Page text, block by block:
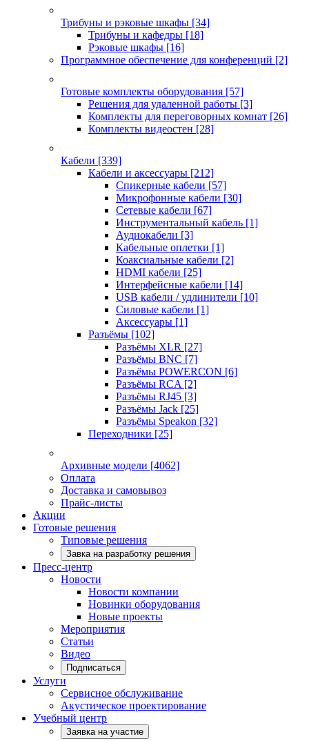
Трибуны и рэковые шкафы [34]
Трибуны и кафедры [18]
Рэковые шкафы [16]
Программное обеспечение для конференций [2]
Готовые комплекты оборудования [57]
Решения для удаленной работы [3]
Комплекты для переговорных комнат [26]
Комплекты видеостен [28]
Кабели [339]
Кабели и аксессуары [212]
Спикерные кабели [57]
Микрофонные кабели [30]
Сетевые кабели [67]
Инструментальный кабель [1]
Аудиокабели [3]
Кабельные оплетки [1]
Коаксиальные кабели [2]
HDMI кабели [25]
Интерфейсные кабели [14]
USB кабели / удлинители [10]
Силовые кабели [1]
Аксессуары [1]
Разъёмы [102]
Разъёмы XLR [27]
Разъёмы BNC [7]
Разъёмы POWERCON [6]
Разъёмы RCA [2]
Разъёмы RJ45 [3]
Разъёмы Jack [25]
Разъёмы Speakon [32]
Переходники [25]
Архивные модели [4062]
Оплата
Доставка и самовывоз
Прайс-листы
Акции
Готовые решения
Типовые решения
Завка на разработку решения
Пресс-центр
Новости
Новости компании
Новинки оборудования
Новые проекты
Мероприятия
Статьи
Видео
Подписаться
Услуги
Сервисное обслуживание
Акустическое проектирование
Учебный центр
Заявка на участие